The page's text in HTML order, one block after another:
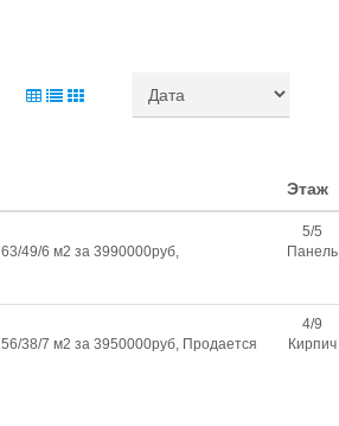
Этаж
49/6 м2 за 3990000руб,
5/5
Панель
38/7 м2 за 3950000руб, Продается
4/9
Кирпич